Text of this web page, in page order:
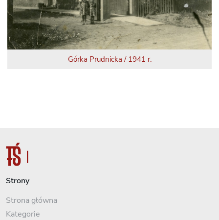
Górka Prudnicka / 1941 r.
Strony
Strona główna
Kategorie